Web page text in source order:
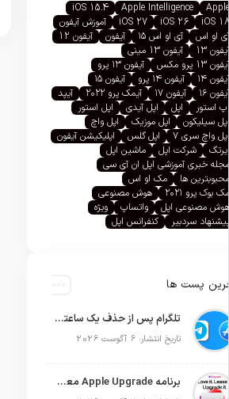
Apple
Apple Intelligence
iOS 15.4
iOS 18
iOS 26
iOS 27
آموزش آیفون
آی او اس
آی او اس ۱۵ آیفون
آیفون 12
آیفون 13
آیفون 13 مینی
آیفون 13 پرو مکس
آیفون ۱۳ پرو
آیفون ۱۴
آیفون ۱۴ پرو
آیفون ۱۵
آیفون ۱۶
آیفون ۱۷ آیمک پرو ۲۰۲۲
آیپد
اپ استور
اپل اپل آیدی
اپل استور
اپل سیلیکون
اپل موزیک
اپل واچ
اپل واچ سری ۷
اپل گلس
اپلیکیشن آیفون
ایرتگ
شرکت اپل
ماشین اپل
مجله خبری آموزشی اپل ان آی سی
محبوبترین ها
مک او اس
مک بوک پرو ۲۰۲۱
هوش مصنوعی
هوش مصنوعی اپل
واتساپ
ویژه
پیشنهاد سردبیر
کنفرانس اپل
آخرین پست ها
تلگرام پس از حذف یک ساعته به اپ استور بازگشت
تاریخ انتشار: 6 آگوست 2026
برنامه Apple Upgrade معرفی شد؛ شرایط اپل برای اجاره آیفون، آیپد، مک و اپل واچ